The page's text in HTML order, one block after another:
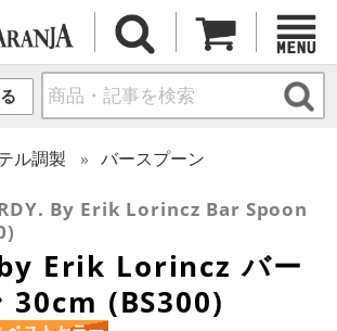
ル調製 バースプーン
By Erik Lorincz Bar Spoon
Erik Lorincz バー
30cm (BS300)